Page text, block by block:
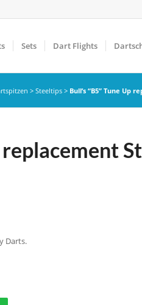
Sets Dart Flights
> Steeltips > Bull’s “B5” Tune Up
replacement
Darts.